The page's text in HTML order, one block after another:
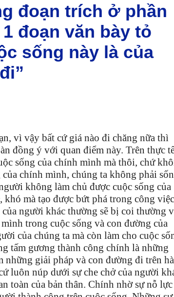
đoạn trích ở phần
đoạn văn bày tỏ
sống này là của
vì vậy bất cứ giá nào đi chăng nữa thì
đồng ý với quan điểm này. Trên thực
sống của chính mình mà thôi, chứ
chính mình, chúng ta không phải
không làm chủ được cuộc sống của
mà tạo được bứt phá trong công
người khác thường sẽ bị coi thường
trong cuộc sống và con đường của
của chúng ta mà còn làm cho cuộc
tấm gương thành công chính là những
giải pháp và con đường đi trên
luôn núp dưới sự che chở của người
toàn của bản thân. Chính nhờ sự nỗ lực